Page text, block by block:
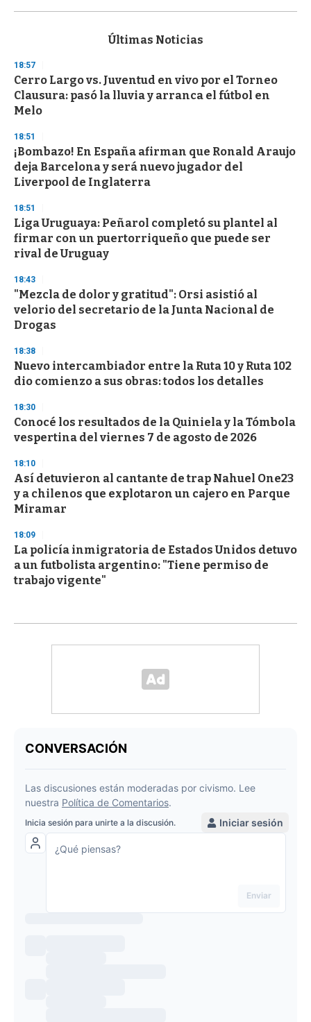
s
d
s
o
f
3
s
e
c
o
n
Últimas Noticias
18:57
Cerro Largo vs. Juventud en vivo por el Torneo
Clausura: pasó la lluvia y arranca el fútbol en
Melo
18:51
¡Bombazo! En España afirman que Ronald Araujo
deja Barcelona y será nuevo jugador del
Liverpool de Inglaterra
18:51
Liga Uruguaya: Peñarol completó su plantel al
firmar con un puertorriqueño que puede ser
rival de Uruguay
18:43
"Mezcla de dolor y gratitud": Orsi asistió al
velorio del secretario de la Junta Nacional de
Drogas
18:38
Nuevo intercambiador entre la Ruta 10 y Ruta 102
dio comienzo a sus obras: todos los detalles
18:30
Conocé los resultados de la Quiniela y la Tómbola
vespertina del viernes 7 de agosto de 2026
18:10
Así detuvieron al cantante de trap Nahuel One23
y a chilenos que explotaron un cajero en Parque
Miramar
18:09
La policía inmigratoria de Estados Unidos detuvo
a un futbolista argentino: "Tiene permiso de
trabajo vigente"